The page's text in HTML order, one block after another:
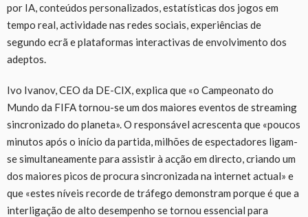
por IA, conteúdos personalizados, estatísticas dos jogos em
tempo real, actividade nas redes sociais, experiências de
segundo ecrã e plataformas interactivas de envolvimento dos
adeptos.
Ivo Ivanov, CEO da DE-CIX, explica que «o Campeonato do
Mundo da FIFA tornou-se um dos maiores eventos de streaming
sincronizado do planeta». O responsável acrescenta que «poucos
minutos após o início da partida, milhões de espectadores ligam-
se simultaneamente para assistir à acção em directo, criando um
dos maiores picos de procura sincronizada na internet actual» e
que «estes níveis recorde de tráfego demonstram porque é que a
interligação de alto desempenho se tornou essencial para